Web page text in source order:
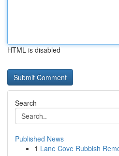
HTML is disabled
Search
Published News
1 Lane Cove Rubbish